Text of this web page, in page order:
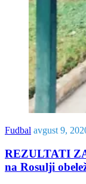
Fudbal avgust 9,
REZULTATI
na Rosulji